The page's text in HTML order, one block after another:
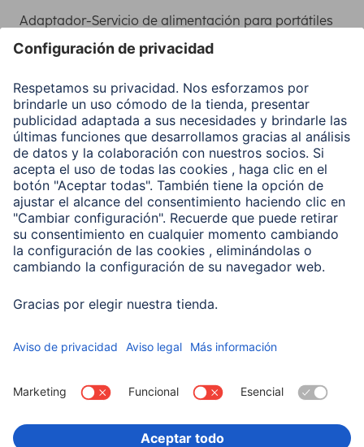
Adaptador-Servicio de alimentación para portátiles
Clientes online
Conviértete en distribuidor
Compañía
Historia de la empresa
Hama en todo el Mundo
Sostenibilidad
Business-Portal